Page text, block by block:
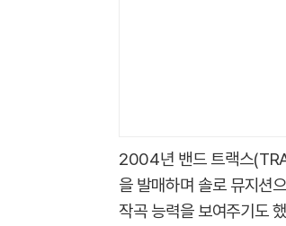
2004년 밴드 트랙스
을 발매하며 솔로 뮤지션
작곡 능력을 보여주기도